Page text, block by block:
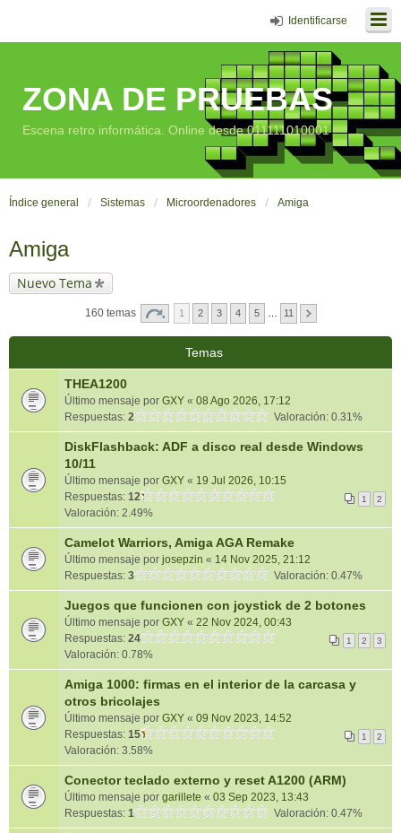
Identificarse
ZONA DE PRUEBAS
Escena retro informática. Online desde 011111010001
Índice general Sistemas Microordenadores Amiga
Amiga
Nuevo Tema
160 temas 1 2 3 4 5 11
Temas
THEA1200
Último mensaje por GXY « 08 Ago 2026, 17:12
Respuestas: 2 Valoración: 0.31%
DiskFlashback: ADF a disco real desde Windows
10/11
Último mensaje por GXY « 19 Jul 2026, 10:15
Respuestas: 12 1 2
Valoración: 2.49%
Camelot Warriors, Amiga AGA Remake
Último mensaje por josepzin « 14 Nov 2025, 21:12
Respuestas: 3 Valoración: 0.47%
Juegos que funcionen con joystick de 2 botones
Último mensaje por GXY « 22 Nov 2024, 00:43
Respuestas: 24 1 2 3
Valoración: 0.78%
Amiga 1000: firmas en el interior de la carcasa y
otros bricolajes
Último mensaje por GXY « 09 Nov 2023, 14:52
Respuestas: 15 1 2
Valoración: 3.58%
Conector teclado externo y reset A1200 (ARM)
Último mensaje por garillete « 03 Sep 2023, 13:43
Respuestas: 1 Valoración: 0.47%